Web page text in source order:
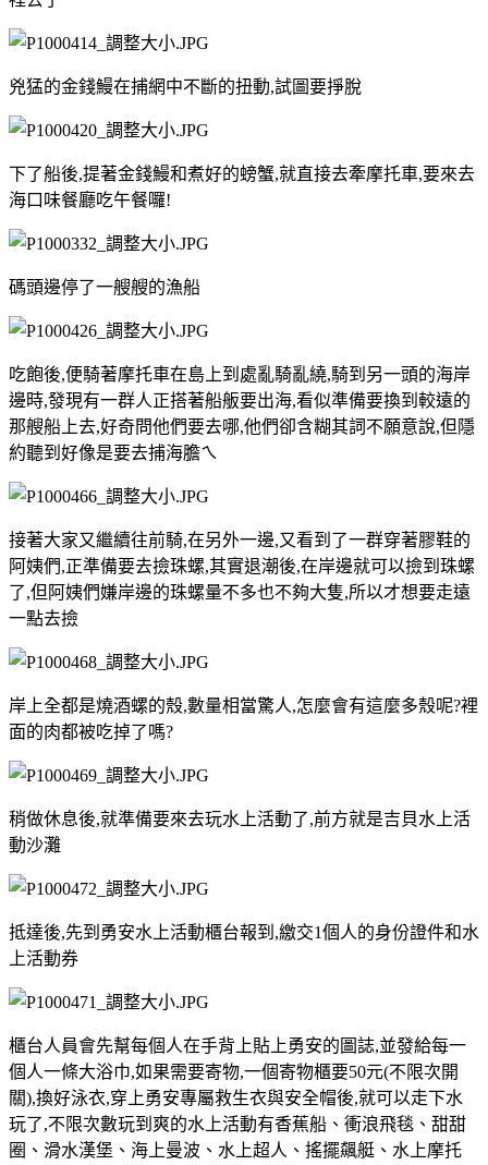
兇猛的金錢鰻在捕網中不斷的扭動,試圖要掙脫
下了船後,提著金錢鰻和煮好的螃蟹,就直接去牽摩托車,要來去
海口味餐廳吃午餐囉!
碼頭邊停了一艘艘的漁船
吃飽後,便騎著摩托車在島上到處亂騎亂繞,騎到另一頭的海岸
邊時,發現有一群人正搭著船舨要出海,看似準備要換到較遠的
那艘船上去,好奇問他們要去哪,他們卻含糊其詞不願意說,但隱
約聽到好像是要去捕海膽ㄟ
接著大家又繼續往前騎,在另外一邊,又看到了一群穿著膠鞋的
阿姨們,正準備要去撿珠螺,其實退潮後,在岸邊就可以撿到珠螺
了,但阿姨們嫌岸邊的珠螺量不多也不夠大隻,所以才想要走遠
一點去撿
岸上全都是燒酒螺的殼,數量相當驚人,怎麼會有這麼多殼呢?裡
面的肉都被吃掉了嗎?
稍做休息後,就準備要來去玩水上活動了,前方就是吉貝水上活
動沙灘
抵達後,先到勇安水上活動櫃台報到,繳交1個人的身份證件和水
上活動券
櫃台人員會先幫每個人在手背上貼上勇安的圖誌,並發給每一
個人一條大浴巾,如果需要寄物,一個寄物櫃要50元(不限次開
關),換好泳衣,穿上勇安專屬救生衣與安全帽後,就可以走下水
玩了,不限次數玩到爽的水上活動有香蕉船、衝浪飛毯、甜甜
圈、滑水漢堡、海上曼波、水上超人、搖擺飆艇、水上摩托